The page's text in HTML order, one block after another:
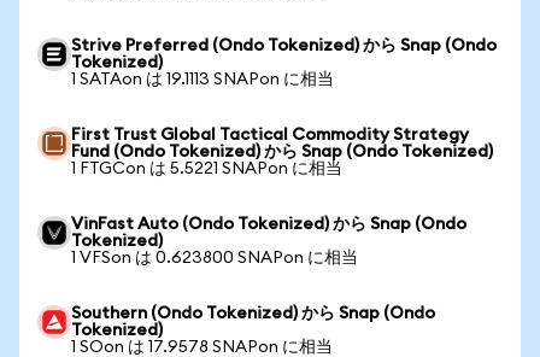
Strive Preferred (Ondo Tokenized) から Snap (Ondo
Tokenized)
1 SATAon は 19.1113 SNAPon に相当
First Trust Global Tactical Commodity Strategy
Fund (Ondo Tokenized) から Snap (Ondo Tokenized)
1 FTGCon は 5.5221 SNAPon に相当
VinFast Auto (Ondo Tokenized) から Snap (Ondo
Tokenized)
1 VFSon は 0.623800 SNAPon に相当
Southern (Ondo Tokenized) から Snap (Ondo
Tokenized)
1 SOon は 17.9578 SNAPon に相当